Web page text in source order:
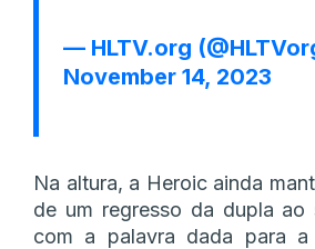
— HLTV.org
November 14, 2023
Na altura, a Heroic ainda
de um regresso da dupla ao
com a palavra dada para a